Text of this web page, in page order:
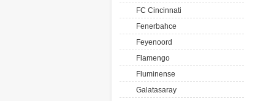
FC Cincinnati
Fenerbahce
Feyenoord
Flamengo
Fluminense
Galatasaray